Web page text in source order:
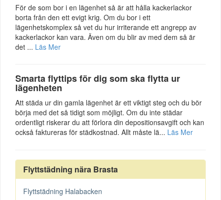
För de som bor i en lägenhet så är att hålla kackerlackor
borta från den ett evigt krig. Om du bor i ett
lägenhetskomplex så vet du hur irriterande ett angrepp av
kackerlackor kan vara. Även om du blir av med dem så är
det ... Läs Mer
Smarta flyttips för dig som ska flytta ur
lägenheten
Att städa ur din gamla lägenhet är ett viktigt steg och du bör
börja med det så tidigt som möjligt. Om du inte städar
ordentligt riskerar du att förlora din depositionsavgift och kan
också faktureras för städkostnad. Allt måste lä... Läs Mer
Flyttstädning nära Brasta
Flyttstädning Halabacken